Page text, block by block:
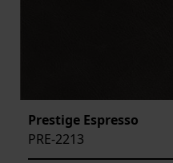
Prestige Espresso
PRE-2213